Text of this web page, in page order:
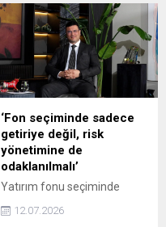
‘Fon seçiminde sadece
getiriye değil, risk
yönetimine de
odaklanılmalı’
Yatırım fonu seçiminde
yeterli bir kriter olmadığını
12.07.2026